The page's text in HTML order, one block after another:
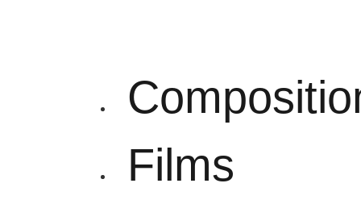
Films